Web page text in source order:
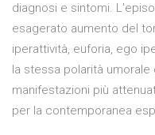
diagnosi e sintomi.
esagerato aumento del
iperattività, euforia, ego
la stessa polarità
manifestazioni più
per la contemporanea